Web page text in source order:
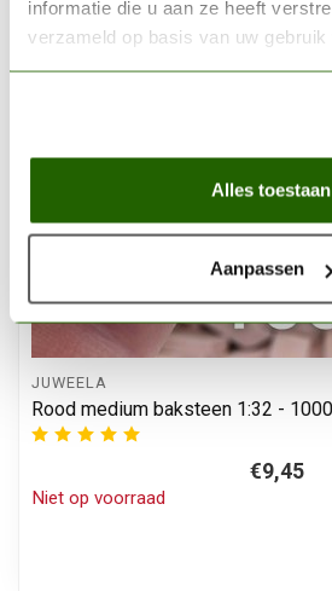
informatie die u aan ze heeft
verzameld op basis van uw
Alles toestaan
Aanpassen
JUWEELA
Rood medium baksteen 1:32 -
€9,45
Niet op voorraad